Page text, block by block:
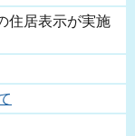
住居表示が実施